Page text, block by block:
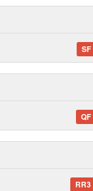
SF
QF
RR3